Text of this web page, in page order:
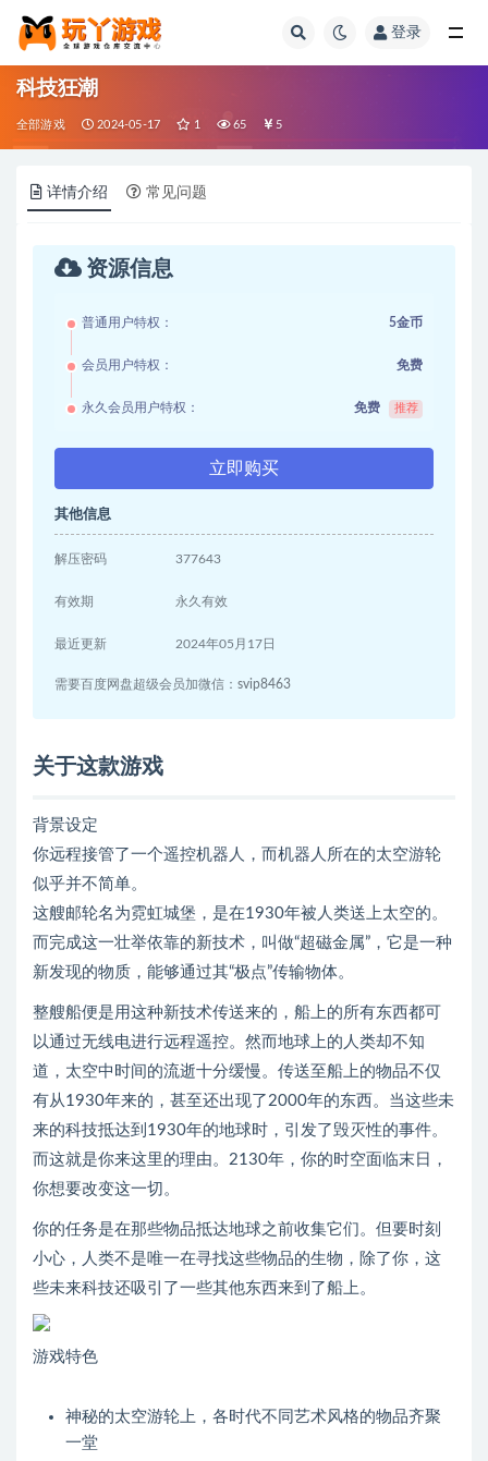
登录
科技狂潮
全部游戏 2024-05-17 1 65 5
详情介绍 常见问题
资源信息
普通用户特权： 5金币
会员用户特权： 免费
永久会员用户特权： 免费 推荐
立即购买
其他信息
解压密码 377643
有效期 永久有效
最近更新 2024年05月17日
需要百度网盘超级会员加微信：svip8463
关于这款游戏
背景设定
你远程接管了一个遥控机器人，而机器人所在的太空游轮
似乎并不简单。
这艘邮轮名为霓虹城堡，是在1930年被人类送上太空的。
而完成这一壮举依靠的新技术，叫做“超磁金属”，它是一种
新发现的物质，能够通过其“极点”传输物体。
整艘船便是用这种新技术传送来的，船上的所有东西都可
以通过无线电进行远程遥控。然而地球上的人类却不知
道，太空中时间的流逝十分缓慢。传送至船上的物品不仅
有从1930年来的，甚至还出现了2000年的东西。当这些未
来的科技抵达到1930年的地球时，引发了毁灭性的事件。
而这就是你来这里的理由。2130年，你的时空面临末日，
你想要改变这一切。
你的任务是在那些物品抵达地球之前收集它们。但要时刻
小心，人类不是唯一在寻找这些物品的生物，除了你，这
些未来科技还吸引了一些其他东西来到了船上。
游戏特色
神秘的太空游轮上，各时代不同艺术风格的物品齐聚
一堂